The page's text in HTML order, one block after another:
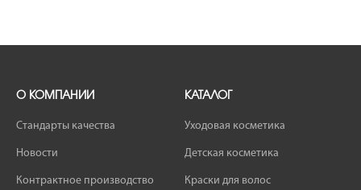
О КОМПАНИИ
Стандарты качества
Новости
Контрактное производство
КАТАЛОГ
Уходовая косметика
Детская косметика
Краски для волос